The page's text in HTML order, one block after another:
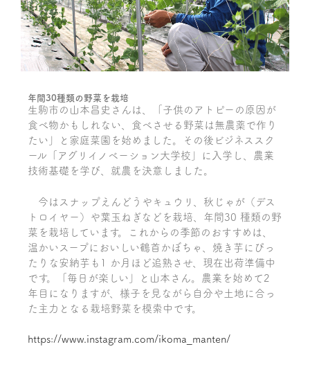
年間30種類の野菜を栽培
生駒市の山本昌史さんは、「子供のアトピーの原因が
食べ物かもしれない、食べさせる野菜は無農薬で作り
たい」と家庭菜園を始めました。その後ビジネススク
ール「アグリイノベーション大学校」に入学し、農業
技術基礎を学び、就農を決意しました。
今はスナップえんどうやキュウリ、秋じゃが（デス
トロイヤー）や葉玉ねぎなどを栽培、年間30 種類の野
菜を栽培しています。これからの季節のおすすめは、
温かいスープにおいしい鶴首かぼちゃ、焼き芋にぴっ
たりな安納芋も1 か月ほど追熟させ、現在出荷準備中
です。「毎日が楽しい」と山本さん。農業を始めて2
年目になりますが、様子を見ながら自分や土地に合っ
た主力となる栽培野菜を模索中です。
https://www.instagram.com/ikoma_manten/